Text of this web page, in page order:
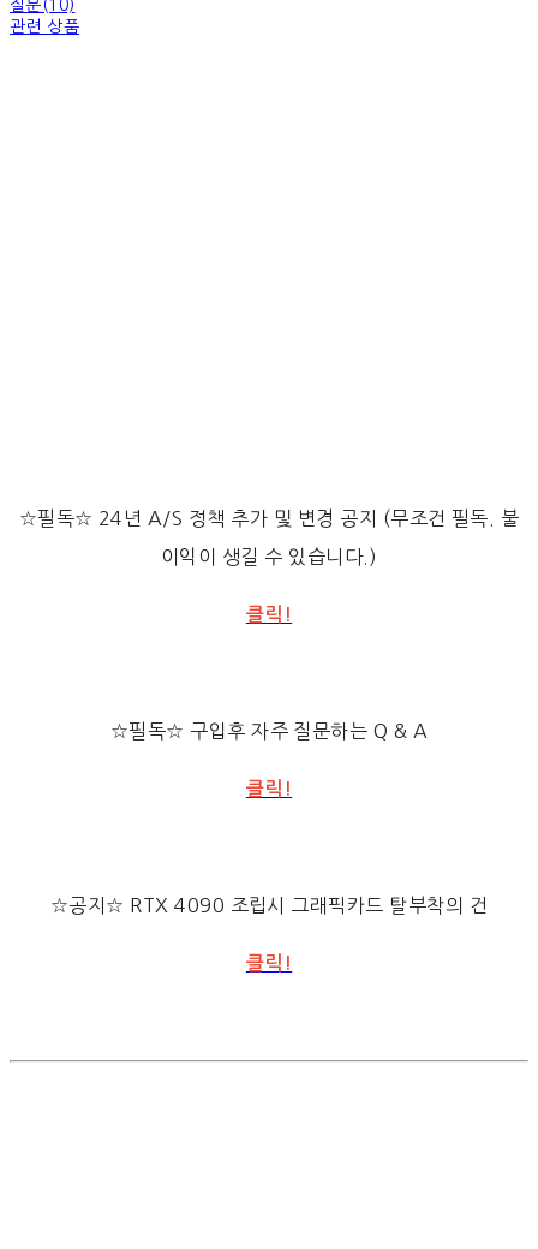
질문(10)
관련 상품
☆필독☆ 24년 A/S 정책 추가 및 변경 공지 (무조건 필독. 불
이익이 생길 수 있습니다.)
클릭!
☆필독☆ 구입후 자주 질문하는 Q & A
클릭!
☆공지☆ RTX 4090 조립시 그래픽카드 탈부착의 건
클릭!